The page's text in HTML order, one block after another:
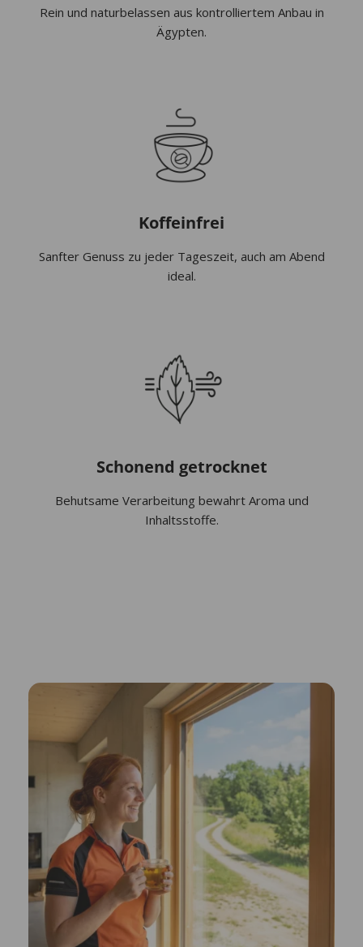
Rein und naturbelassen aus kontrolliertem Anbau in
Ägypten.
Koffeinfrei
Sanfter Genuss zu jeder Tageszeit, auch am Abend
ideal.
Schonend getrocknet
Behutsame Verarbeitung bewahrt Aroma und
Inhaltsstoffe.